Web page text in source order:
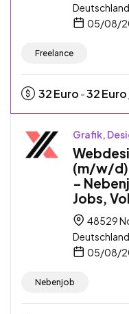
Deutschland
05/08/
Freelance
32Euro -32Euro
Grafik,
(m/w/d)
–
Jobs,
48529
Deutschland
05/08/
Nebenjob